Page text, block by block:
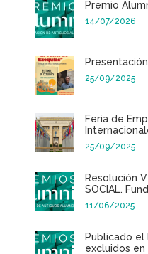
Premio
14/07/2026
25/09/2025
Feria de
25/09/2025
Resolución
SOCIAL.
11/06/2025
Publicado
excluidos en